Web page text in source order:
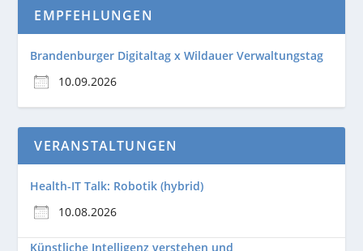
EMPFEHLUNGEN
Brandenburger Digitaltag x Wildauer Verwaltungstag
10.09.2026
VERANSTALTUNGEN
Health-IT Talk: Robotik (hybrid)
10.08.2026
Künstliche Intelligenz verstehen und